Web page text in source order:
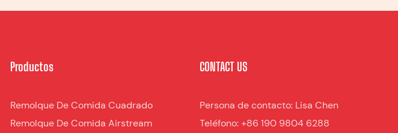
Productos
Remolque De Comida Cuadrado
Remolque De Comida Airstream
CONTACT US
Persona de contacto: Lisa Chen
Teléfono: +86 190 9804 6288